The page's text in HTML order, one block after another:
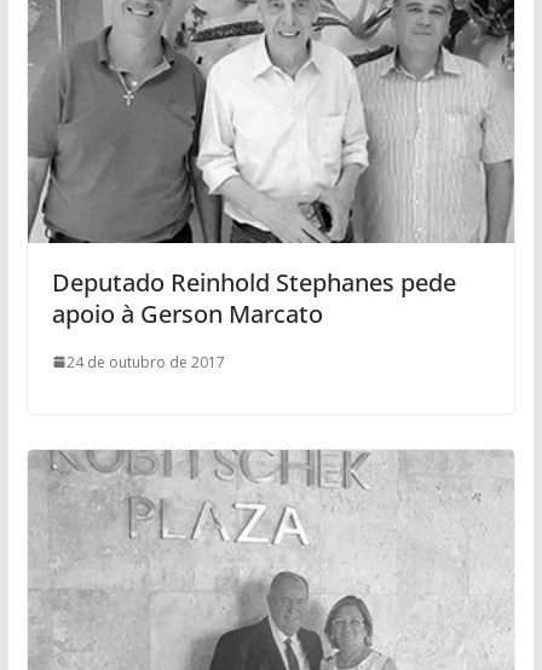
Deputado Reinhold Stephanes pede
apoio à Gerson Marcato
24 de outubro de 2017